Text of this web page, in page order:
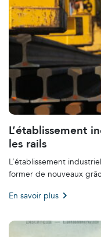
L’établissement
les rails
L’établissement
former de nouveaux
En savoir plus